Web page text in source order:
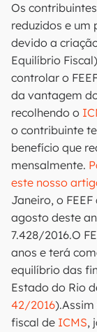
Os
reduzidos e um
devido a
Equilíbrio
controlar o
da vantagem
recolhendo o
o contribuinte
benefício que
mensalmente.
este nosso
Janeiro, o
agosto deste
7.428/2016.O
anos e terá
equilíbrio das
Estado do Rio
42/2016
fiscal de ICMS,